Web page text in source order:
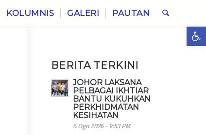
KOLUMNIS GALERI PAUTAN
BERITA TERKINI
JOHOR LAKSANA
PELBAGAI IKHTIAR
BANTU KUKUHKAN
PERKHIDMATAN
KESIHATAN
6 Ogo 2026 - 9:53 PM